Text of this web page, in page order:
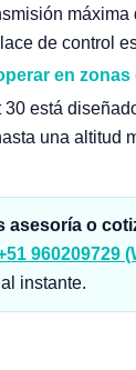
máxima
de control
en
30 está
una altitud
asesoría o
960209729
instante.